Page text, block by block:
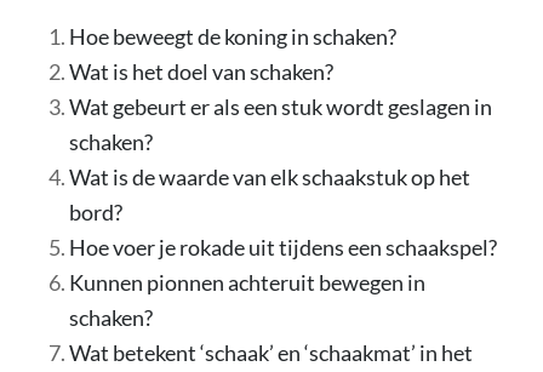
Hoe beweegt de koning in schaken?
Wat is het doel van schaken?
Wat gebeurt er als een stuk wordt geslagen in
schaken?
Wat is de waarde van elk schaakstuk op het
bord?
Hoe voer je rokade uit tijdens een schaakspel?
Kunnen pionnen achteruit bewegen in
schaken?
Wat betekent ‘schaak’ en ‘schaakmat’ in het